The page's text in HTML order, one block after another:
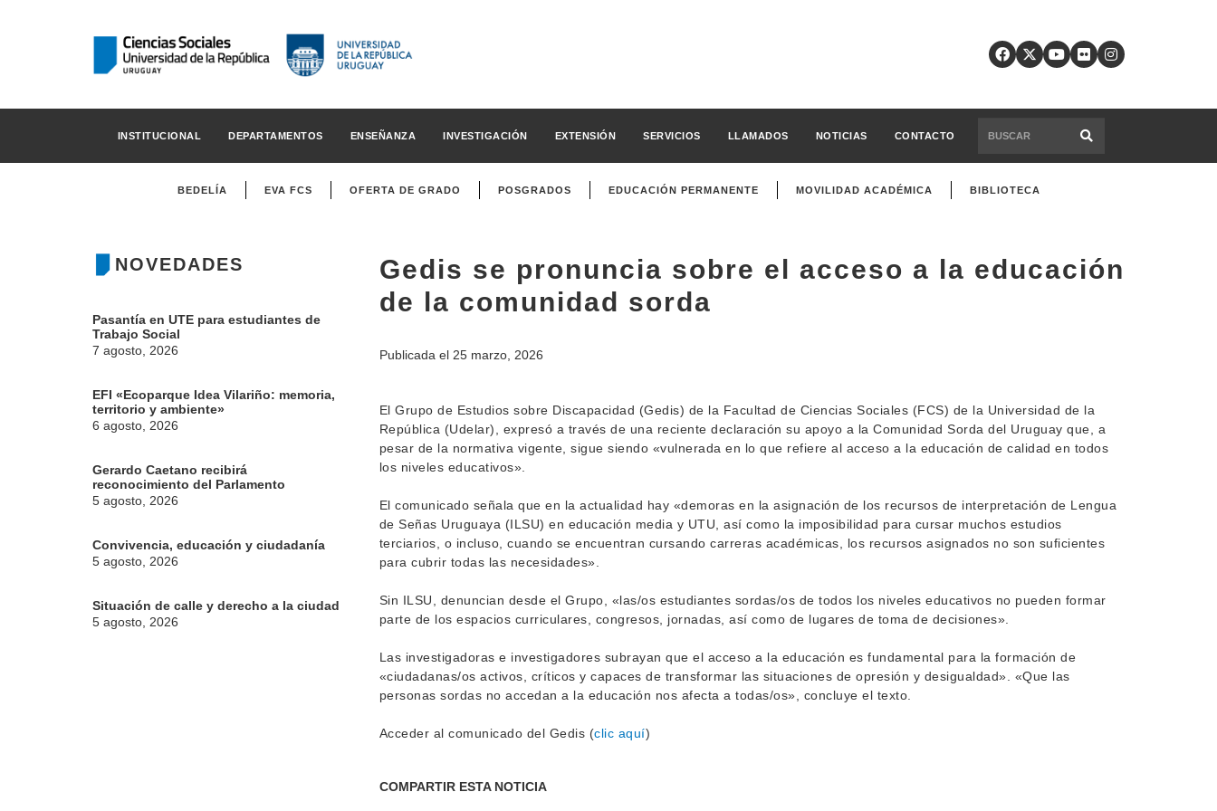
INSTITUCIONAL DEPARTAMENTOS ENSEÑANZA INVESTIGACIÓN EXTENSIÓN SERVICIOS LLAMADOS NOTICIAS CONTACTO
BEDELÍA EVA FCS OFERTA DE GRADO POSGRADOS EDUCACIÓN PERMANENTE MOVILIDAD ACADÉMICA BIBLIOTECA
NOVEDADES
Pasantía en UTE para estudiantes de
Trabajo Social
7 agosto, 2026
EFI «Ecoparque Idea Vilariño: memoria,
territorio y ambiente»
6 agosto, 2026
Gerardo Caetano recibirá
reconocimiento del Parlamento
5 agosto, 2026
Convivencia, educación y ciudadanía
5 agosto, 2026
Situación de calle y derecho a la ciudad
5 agosto, 2026
Gedis se pronuncia sobre el acceso a la educación
de la comunidad sorda
Publicada el 25 marzo, 2026
El Grupo de Estudios sobre Discapacidad (Gedis) de la Facultad de Ciencias Sociales (FCS) de la Universidad de la
República (Udelar), expresó a través de una reciente declaración su apoyo a la Comunidad Sorda del Uruguay que, a
pesar de la normativa vigente, sigue siendo «vulnerada en lo que refiere al acceso a la educación de calidad en todos
los niveles educativos».
El comunicado señala que en la actualidad hay «demoras en la asignación de los recursos de interpretación de Lengua
de Señas Uruguaya (ILSU) en educación media y UTU, así como la imposibilidad para cursar muchos estudios
terciarios, o incluso, cuando se encuentran cursando carreras académicas, los recursos asignados no son suficientes
para cubrir todas las necesidades».
Sin ILSU, denuncian desde el Grupo, «las/os estudiantes sordas/os de todos los niveles educativos no pueden formar
parte de los espacios curriculares, congresos, jornadas, así como de lugares de toma de decisiones».
Las investigadoras e investigadores subrayan que el acceso a la educación es fundamental para la formación de
«ciudadanas/os activos, críticos y capaces de transformar las situaciones de opresión y desigualdad». «Que las
personas sordas no accedan a la educación nos afecta a todas/os», concluye el texto.
Acceder al comunicado del Gedis (clic aquí)
COMPARTIR ESTA NOTICIA